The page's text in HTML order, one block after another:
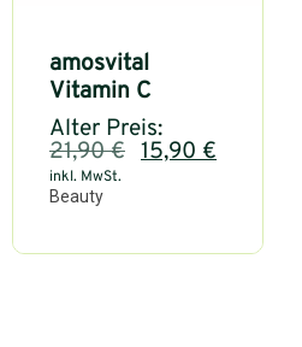
Beauty
amosvital
Vitamin C
Alter Preis:
21,90€ 15,90 €
inkl. MwSt.